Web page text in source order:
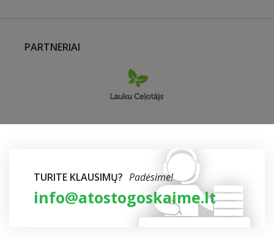
PARTNERIAI
TURITE KLAUSIMŲ? Padėsime!
info@atostogoskaime.lt